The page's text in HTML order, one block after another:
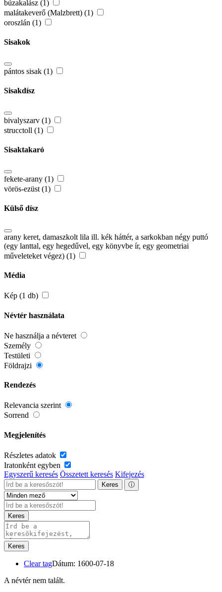
búzakalász (1)
malátakeverő (Malzbrett) (1)
oroszlán (1)
Sisakok
pántos sisak (1)
Sisakdísz
bivalyszarv (1)
strucctoll (1)
Sisaktakaró
fekete-arany (1)
vörös-ezüst (1)
Külső dísz
arany keret, damaszkolt lila ill. kék háttér, a sarkokban négy puttó
(egy lanttal, egy hegedűvel, egy könyvbe ír, egy geometriai
műveleteket végez) (1)
Média
Kép (1 db)
Névtér használata
Ne használja a névteret
Személy
Testületi
Földrajzi
Rendezés
Relevancia szerint
Sorrend
Megjelenítés
Részletes adatok
Iratonként egyben
Egyszerű keresés Összetett keresés Kifejezés
Keres ⓘ
Keres
Keres
Clear tagDátum: 1600-07-18
A névtér nem talált.